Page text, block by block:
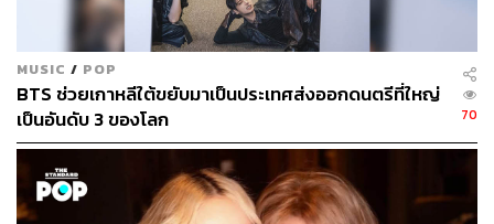
MUSIC / POP
BTS ช่วยเกาหลีใต้ขยับมาเป็นประเทศส่งออกดนตรีที่ใหญ่
เป็นอันดับ 3 ของโลก
70